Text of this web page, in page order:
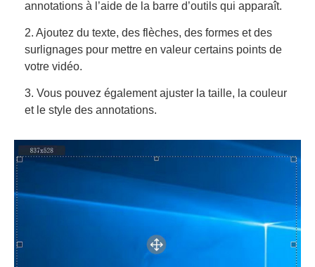
annotations à l’aide de la barre d’outils qui apparaît.
2. Ajoutez du texte, des flèches, des formes et des
surlignages pour mettre en valeur certains points de
votre vidéo.
3. Vous pouvez également ajuster la taille, la couleur
et le style des annotations.